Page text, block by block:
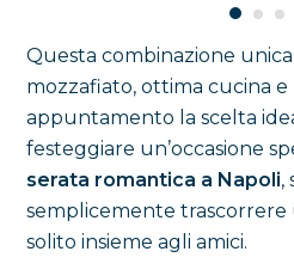
Questa combinazione
mozzafiato, ottima cucina
appuntamento la scelta
festeggiare un’occasione
serata romantica a Napoli,
semplicemente trascorrere
solito insieme agli amici.